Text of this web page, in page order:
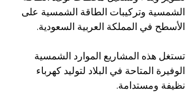
الشمسية وتركيبات الطاقة الشمسية على
الأسطح في المملكة العربية السعودية.
تستغل هذه المشاريع الموارد الشمسية
الوفيرة المتاحة في البلاد لتوليد كهرباء
نظيفة ومستدامة.